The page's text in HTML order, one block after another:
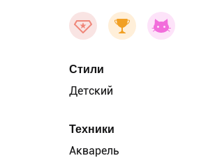
Стили
Детский
Техники
Акварель